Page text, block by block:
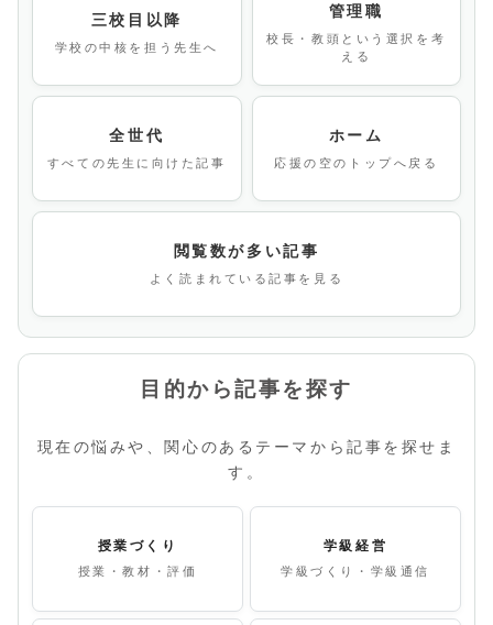
三校目以降
学校の中核を担う先生へ
管理職
校長・教頭という選択を考
える
全世代
すべての先生に向けた記事
ホーム
応援の空のトップへ戻る
閲覧数が多い記事
よく読まれている記事を見る
目的から記事を探す
現在の悩みや、関心のあるテーマから記事を探せま
す。
授業づくり
授業・教材・評価
学級経営
学級づくり・学級通信